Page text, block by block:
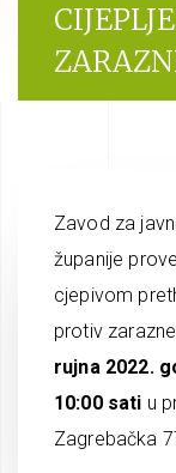
Zavod za
županije
cjepivom
protiv
rujna 2022.
10:00 sati u
Zagrebačka